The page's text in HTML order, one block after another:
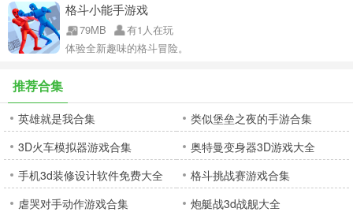
格斗小能手游戏
79MB
有1人在玩
体验全新趣味的格斗冒险。
推荐合集
英雄就是我合集
类似堡垒之夜的手游合集
3D火车模拟器游戏合集
奥特曼变身器3D游戏大全
手机3d装修设计软件免费大全
格斗挑战赛游戏合集
虐哭对手动作游戏合集
炮艇战3d战舰大全